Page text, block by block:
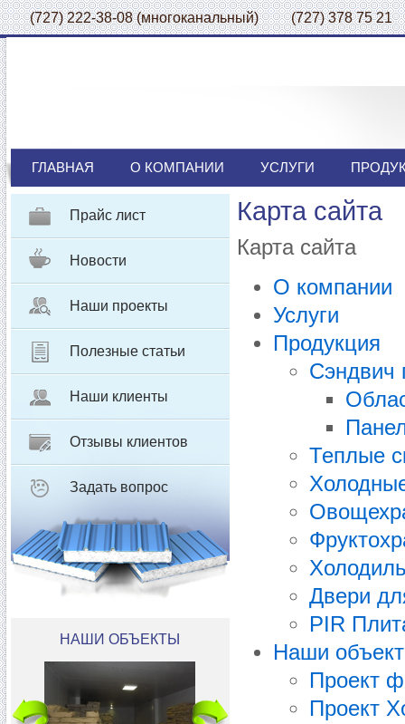
(727) 222-38-08 (многоканальный) (727) 378 75
ГЛАВНАЯ О КОМПАНИИ УСЛУГИ
Прайс лист
Новости
Наши проекты
Полезные статьи
Наши клиенты
Отзывы клиентов
Задать вопрос
НАШИ ОБЪЕКТЫ
Карта сайта
Карта сайта
О компании
Услуги
Продукция
Сэндвич
Теплые
Двери
PIR
Наши
Проект
Проект